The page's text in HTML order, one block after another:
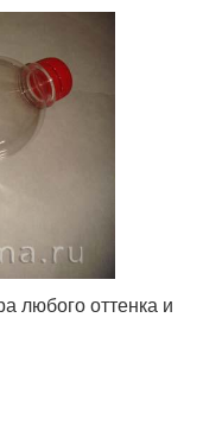
любого оттенка и